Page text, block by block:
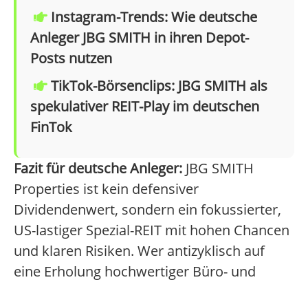
Instagram-Trends: Wie deutsche
Anleger JBG SMITH in ihren Depot-
Posts nutzen
TikTok-Börsenclips: JBG SMITH als
spekulativer REIT-Play im deutschen
FinTok
Fazit für deutsche Anleger: JBG SMITH
Properties ist kein defensiver
Dividendenwert, sondern ein fokussierter,
US-lastiger Spezial-REIT mit hohen Chancen
und klaren Risiken. Wer antizyklisch auf
eine Erholung hochwertiger Büro- und